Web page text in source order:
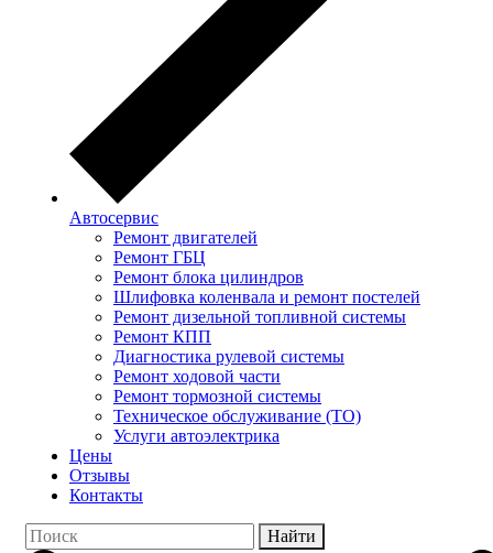
Автосервис
Ремонт двигателей
Ремонт ГБЦ
Ремонт блока цилиндров
Шлифовка коленвала и ремонт постелей
Ремонт дизельной топливной системы
Ремонт КПП
Диагностика рулевой системы
Ремонт ходовой части
Ремонт тормозной системы
Техническое обслуживание (ТО)
Услуги автоэлектрика
Цены
Отзывы
Контакты
Найти